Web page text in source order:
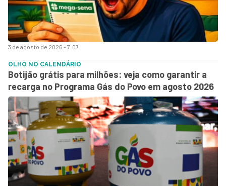
3 de agosto de 2026 - 7:07
OLHO NO CALENDÁRIO
Botijão grátis para milhões: veja como garantir a
recarga no Programa Gás do Povo em agosto 2026